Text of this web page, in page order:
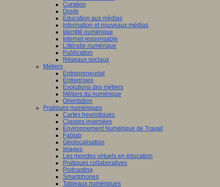
Curation
Droits
Education aux médias
Information et nouveaux médias
Identité numérique
Internet responsable
Littératie numérique
Publication
Réseaux sociaux
Métiers
Entrepreneuriat
Entreprises
Evolutions des métiers
Métiers du numérique
Orientation
Pratiques numériques
Cartes heuristiques
Classes inversées
Environnement Numérique de Travail
Fablab
Géolocalisation
Images
Les mondes virtuels en éducation
Pratiques collaboratives
Podcasting
Smartphones
Tableaux numériques